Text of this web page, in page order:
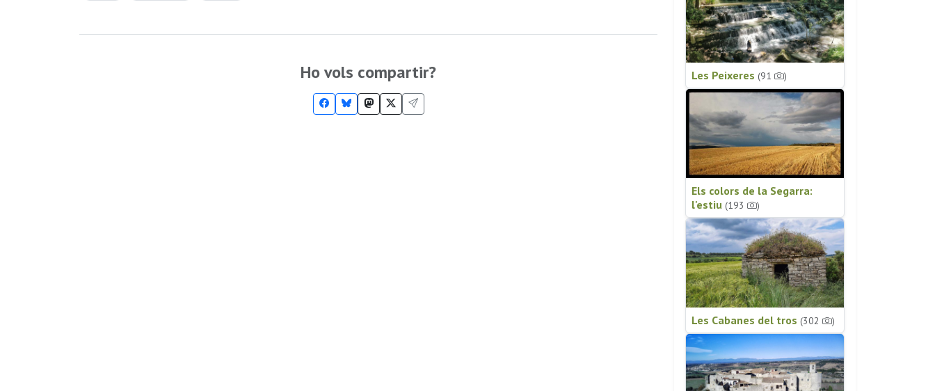
Ho vols compartir? Les Peixeres (91 )
Els colors de la Segarra:
l'estiu (193 )
Les Cabanes del tros (302 )